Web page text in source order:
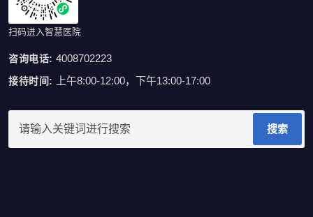
扫码进入智慧医院
咨询电话: 4008702223
接待时间: 上午8:00-12:00，下午13:00-17:00
搜索